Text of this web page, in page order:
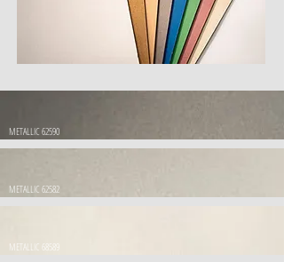
METALLIC 62590
METALLIC 62582
METALLIC 68589